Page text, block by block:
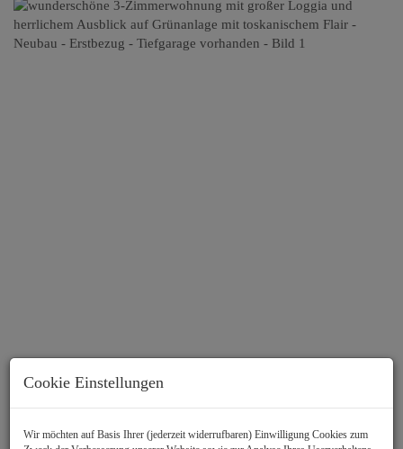
Beschreibung
Cookie Einstellungen
Wir möchten auf Basis Ihrer (jederzeit widerrufbaren) Einwilligung Cookies zum